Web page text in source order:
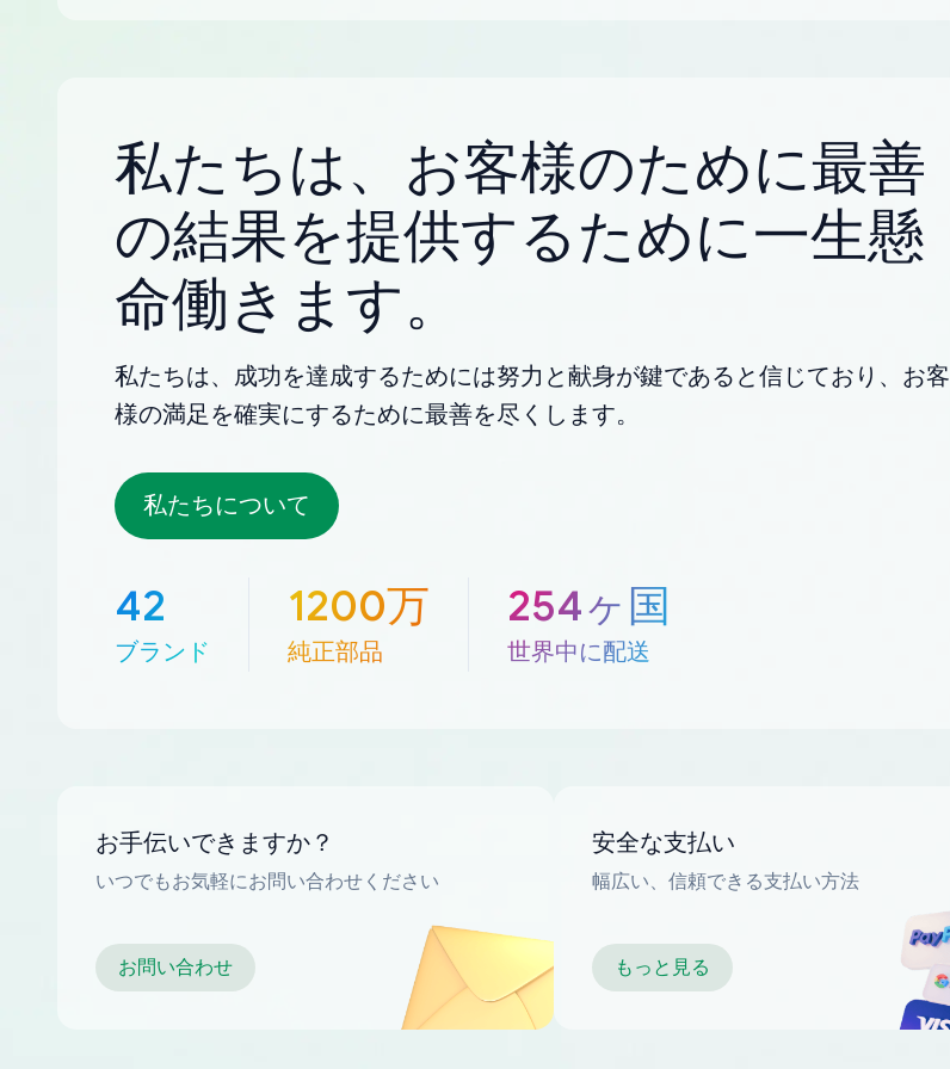
私たちは、お客様のために最善
の結果を提供するために一生懸
命働きます。
私たちは、成功を達成するためには努力と献身が鍵であると信じており、お客
様の満足を確実にするために最善を尽くします。
私たちについて
42
ブランド
1200万
純正部品
254ヶ国
世界中に配送
お手伝いできますか？
いつでもお気軽にお問い合わせください
お問い合わせ
安全な支払い
幅広い、信頼できる支払い方法
もっと見る